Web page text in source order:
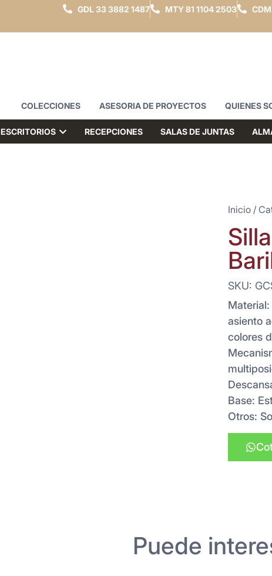
GDL33 3882 1487 MTY81 1104 2503
COLECCIONES ASESORIA DE PROYECTOS QUIENES
ESCRITORIOS RECEPCIONES SALAS DE JUNTAS
Inicio /
SKU:
asiento
colores
Base:
Otros:
Puede